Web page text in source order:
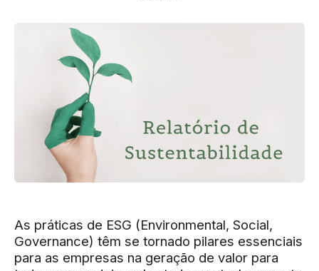
As práticas de ESG (Environmental, Social,
Governance) têm se tornado pilares essenciais
para as empresas na geração de valor para